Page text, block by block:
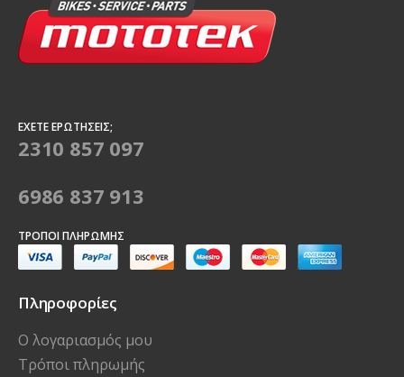
ΈΧΕΤΕ ΕΡΩΤΉΣΕΙΣ;
2310 857 097
6986 837 913
ΤΡΌΠΟΙ ΠΛΗΡΩΜΉΣ
Πληροφορίες
Ο λογαριασμός μου
Τρόποι πληρωμής